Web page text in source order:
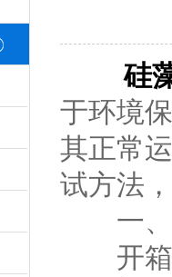
硅
于环境
其正常
试方法
一、
开箱